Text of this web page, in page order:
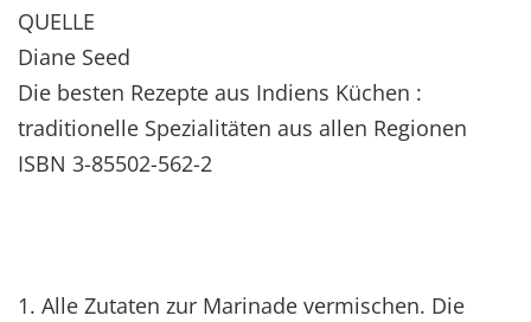
QUELLE
Diane Seed
Die besten Rezepte aus Indiens Küchen :
traditionelle Spezialitäten aus allen Regionen
ISBN 3-85502-562-2
1. Alle Zutaten zur Marinade vermischen. Die